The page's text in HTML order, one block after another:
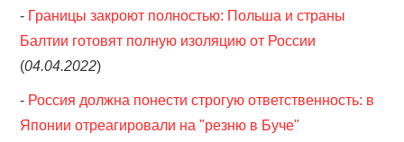
- Границы закроют полностью: Польша и страны
Балтии готовят полную изоляцию от России
(04.04.2022)
- Россия должна понести строгую ответственность: в
Японии отреагировали на "резню в Буче"